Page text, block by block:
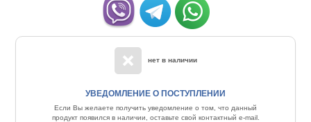
нет в наличии
УВЕДОМЛЕНИЕ О ПОСТУПЛЕНИИ
Если Вы желаете получить уведомление о том, что данный
продукт появился в наличии, оставьте свой контактный e-mail.